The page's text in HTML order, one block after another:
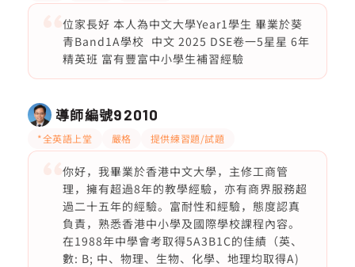
位家長好 本人為中文大學Year1學生 畢業於葵
青Band1A學校 中文 2025 DSE卷一5星星 6年
精英班 富有豐富中小學生補習經驗
導師編號92010
*全英語上堂 嚴格 提供練習題/試題
你好，我畢業於香港中文大學，主修工商管
理，擁有超過8年的教學經驗，亦有商界服務超
過二十五年的經驗。富耐性和經驗，態度認真
負責，熟悉香港中小學及國際學校課程內容。
在1988年中學會考取得5A3B1C的佳績（英、
數: B; 中、物理、生物、化學、地理均取得A)